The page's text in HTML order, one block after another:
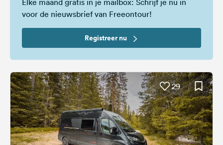
Elke maand gratis in je mailbox: Schrijf je nu in
voor de nieuwsbrief van Freeontour!
Registreer nu
29